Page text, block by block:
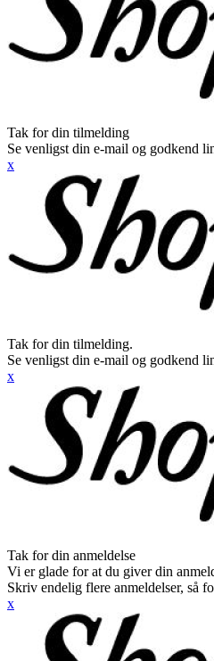
Tak for din tilmelding
Se venligst din e-mail og godkend
x
Tak for din tilmelding.
Se venligst din e-mail og godkend
x
Tak for din anmeldelse
Vi er glade for at du giver din
Skriv endelig flere anmeldelser, så
x